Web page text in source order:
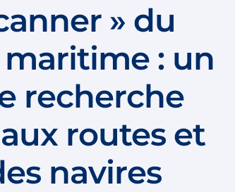
» du
: un
recherche
routes et
navires